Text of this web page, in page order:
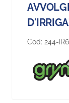
Cod: 244-